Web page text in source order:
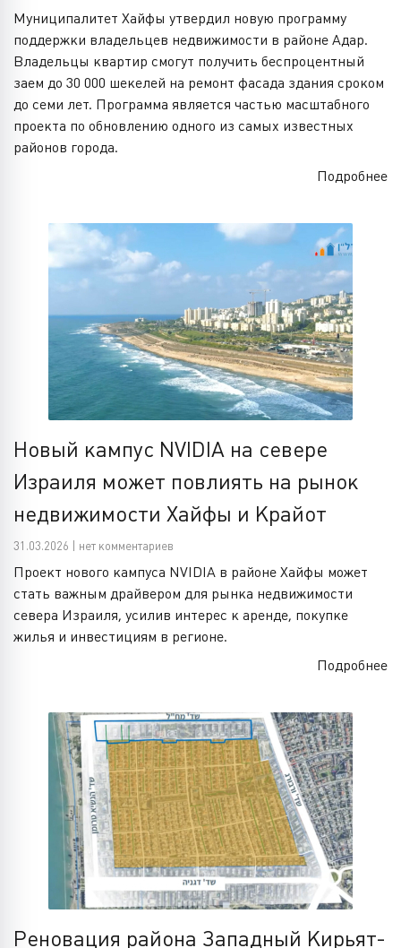
Муниципалитет Хайфы утвердил новую программу
поддержки владельцев недвижимости в районе Адар.
Владельцы квартир смогут получить беспроцентный
заем до 30 000 шекелей на ремонт фасада здания сроком
до семи лет. Программа является частью масштабного
проекта по обновлению одного из самых известных
районов города.
Подробнее
Новый кампус NVIDIA на севере
Израиля может повлиять на рынок
недвижимости Хайфы и Крайот
31.03.2026 | нет комментариев
Проект нового кампуса NVIDIA в районе Хайфы может
стать важным драйвером для рынка недвижимости
севера Израиля, усилив интерес к аренде, покупке
жилья и инвестициям в регионе.
Подробнее
Реновация района Западный Кирьят-